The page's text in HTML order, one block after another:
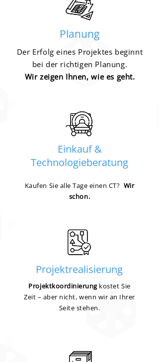
Planung
Der Erfolg eines Projektes beginnt
bei der richtigen Planung.
Wir zeigen Ihnen, wie es geht.
Einkauf &
Technologieberatung
Kaufen Sie alle Tage einen CT? Wir
schon.
Projektrealisierung
Projektkoordinierungkostet Sie
Zeit – aber nicht, wenn wir an Ihrer
Seite stehen.